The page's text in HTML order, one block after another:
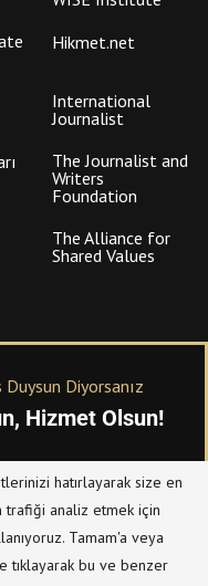
International
Writers
Foundation
The Alliance for
Shared Values
sitemize bağışta
| @hizmetten.com
Künye/Impressum
hatırlayarak size en
trafiği analiz etmek için
Tamam'a veya
tıklayarak bu ve benzer